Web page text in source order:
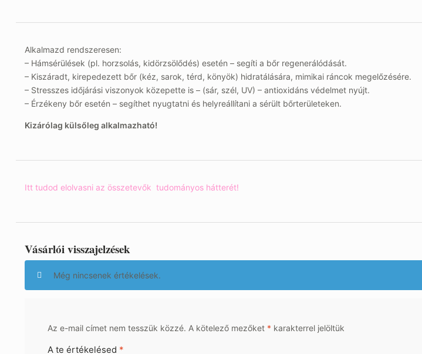
Alkalmazd rendszeresen:
– Hámsérülések (pl. horzsolás, kidörzsölődés) esetén – segíti a bőr regenerálódását.
– Kiszáradt, kirepedezett bőr (kéz, sarok, térd, könyök) hidratálására, mimikai ráncok megelőzésére.
– Stresszes időjárási viszonyok közepette is – (sár, szél, UV) – antioxidáns védelmet nyújt.
– Érzékeny bőr esetén – segíthet nyugtatni és helyreállítani a sérült bőrterületeken.
Kizárólag külsőleg alkalmazható!
Itt tudod elolvasni az összetevők tudományos hátterét!
Vásárlói visszajelzések
Még nincsenek értékelések.
Az e-mail címet nem tesszük közzé. A kötelező mezőket * karakterrel jelöltük
A te értékelésed *